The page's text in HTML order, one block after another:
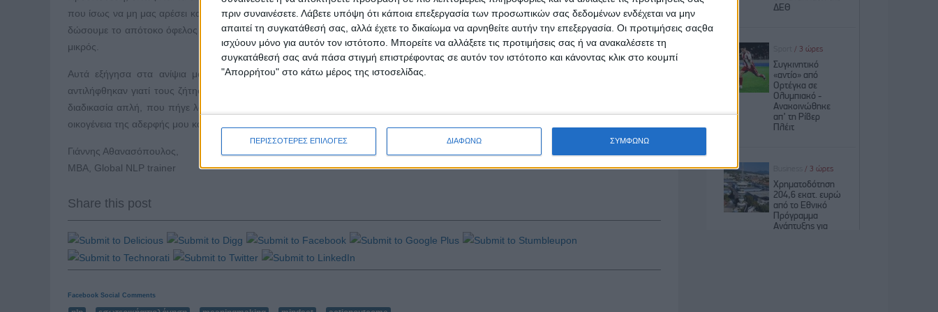
πριν συναινέσετε. Λάβετε υπόψη ότι κάποια επεξεργασία των προσωπικών σας δεδομένων ενδέχεται να μην
απαιτεί τη συγκατάθεσή σας, αλλά έχετε το δικαίωμα να αρνηθείτε αυτήν την επεξεργασία. Οι προτιμήσεις σαςθα
ισχύουν μόνο για αυτόν τον ιστότοπο. Μπορείτε να αλλάξετε τις προτιμήσεις σας ή να ανακαλέσετε τη
συγκατάθεσή σας ανά πάσα στιγμή επιστρέφοντας σε αυτόν τον ιστότοπο και κάνοντας κλικ στο κουμπί
"Απορρήτου" στο κάτω μέρος της ιστοσελίδας.
ΠΕΡΙΣΣΟΤΕΡΕΣ ΕΠΙΛΟΓΕΣ ΔΙΑΦΩΝΩ ΣΥΜΦΩΝΩ
που ίσως να μη μας αρέσει και την αναδιατυπώνουμε για να ακούγεται καλύτερα. Αυτήν παίρνουμε και επαναλαμβάνουμε, ώστε να μας
δώσουμε το απότοκο όφελος που θα έχουμε και τον λόγο για τον οποίο θα συμβιβαστούμε ή όχι σε μια κατάσταση, όπως έκανα εγώ
μικρός.
Αυτά εξήγησα στα ανίψια μου ενώ καθόμασταν οι τρεις μας στο δωμάτιό τους. Αυτά τους είπα, και μέσα από τη διαδικασία
αντιλήφθηκαν γιατί τους ζήτησαν οι γονείς τους να κάνουν μια επίσκεψη. «Καλά, γιατί δεν μας το έλεγαν;» αναρωτήθηκε ο ένας. Μια
διαδικασία απλή, που πήγε λάθος. Και ανέλαβα συνειδητά τον ρόλο του διαμεσολαβητή, με δύο οφέλη. Από τη μια να βοηθήσω την
οικογένεια της αδερφής μου και από την άλλη να δείξω στα ανίψια μου έναν άλλο τρόπο σκέψης, ένα άλλο mindset.
Γιάννης Αθανασόπουλος,
ΜΒΑ, Global NLP trainer
Share this post
Facebook Social Comments